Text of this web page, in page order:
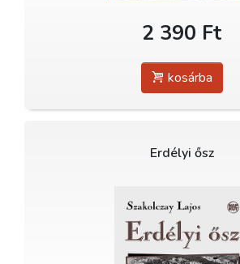
2 390 Ft
kosárba
Erdélyi ősz